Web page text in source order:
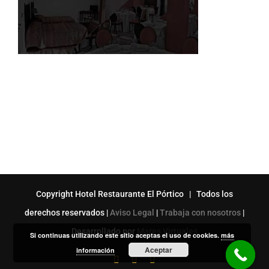
Copyright Hotel Restaurante El Pórtico | Todos los
derechos reservados |Aviso Legal |Trabaja con nosotros |
Desarrollado por
Mares Virtuales
Facebook
Correo
X
Si continuas utilizando este sitio aceptas el uso de cookies.más
información
Aceptar